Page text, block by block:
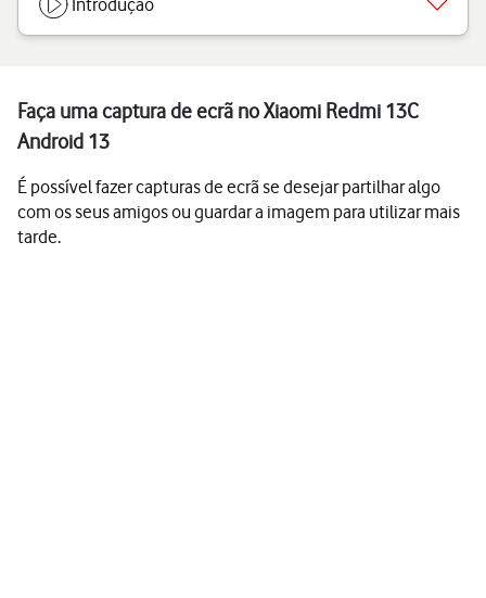
Introdução
Faça uma captura de ecrã no Xiaomi Redmi 13C
Android 13
É possível fazer capturas de ecrã se desejar partilhar algo
com os seus amigos ou guardar a imagem para utilizar mais
tarde.